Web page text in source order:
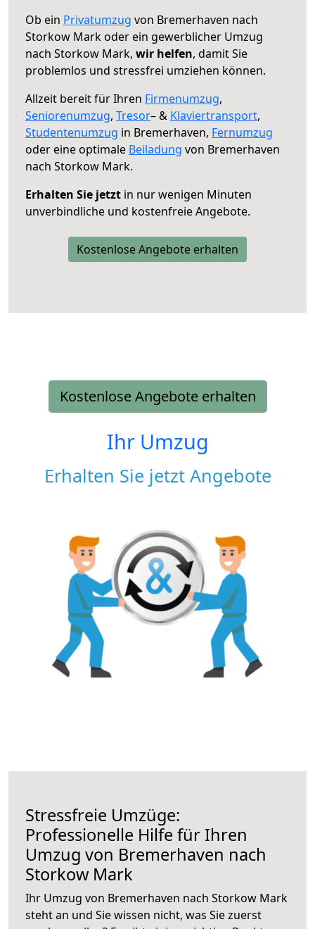
Ob ein Privatumzug von Bremerhaven nach
Storkow Mark oder ein gewerblicher Umzug
nach Storkow Mark, wir helfen, damit Sie
problemlos und stressfrei umziehen können.
Allzeit bereit für Ihren Firmenumzug,
Seniorenumzug, Tresor– & Klaviertransport,
Studentenumzug in Bremerhaven, Fernumzug
oder eine optimale Beiladung von Bremerhaven
nach Storkow Mark.
Erhalten Sie jetzt in nur wenigen Minuten
unverbindliche und kostenfreie Angebote.
Kostenlose Angebote erhalten
Kostenlose Angebote erhalten
Ihr Umzug
Erhalten Sie jetzt Angebote
Stressfreie Umzüge:
Professionelle Hilfe für Ihren
Umzug von Bremerhaven nach
Storkow Mark
Ihr Umzug von Bremerhaven nach Storkow Mark
steht an und Sie wissen nicht, was Sie zuerst